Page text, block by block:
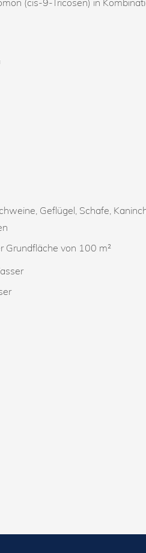
Geflügel, Schafe,
Grundfläche von 100 m²